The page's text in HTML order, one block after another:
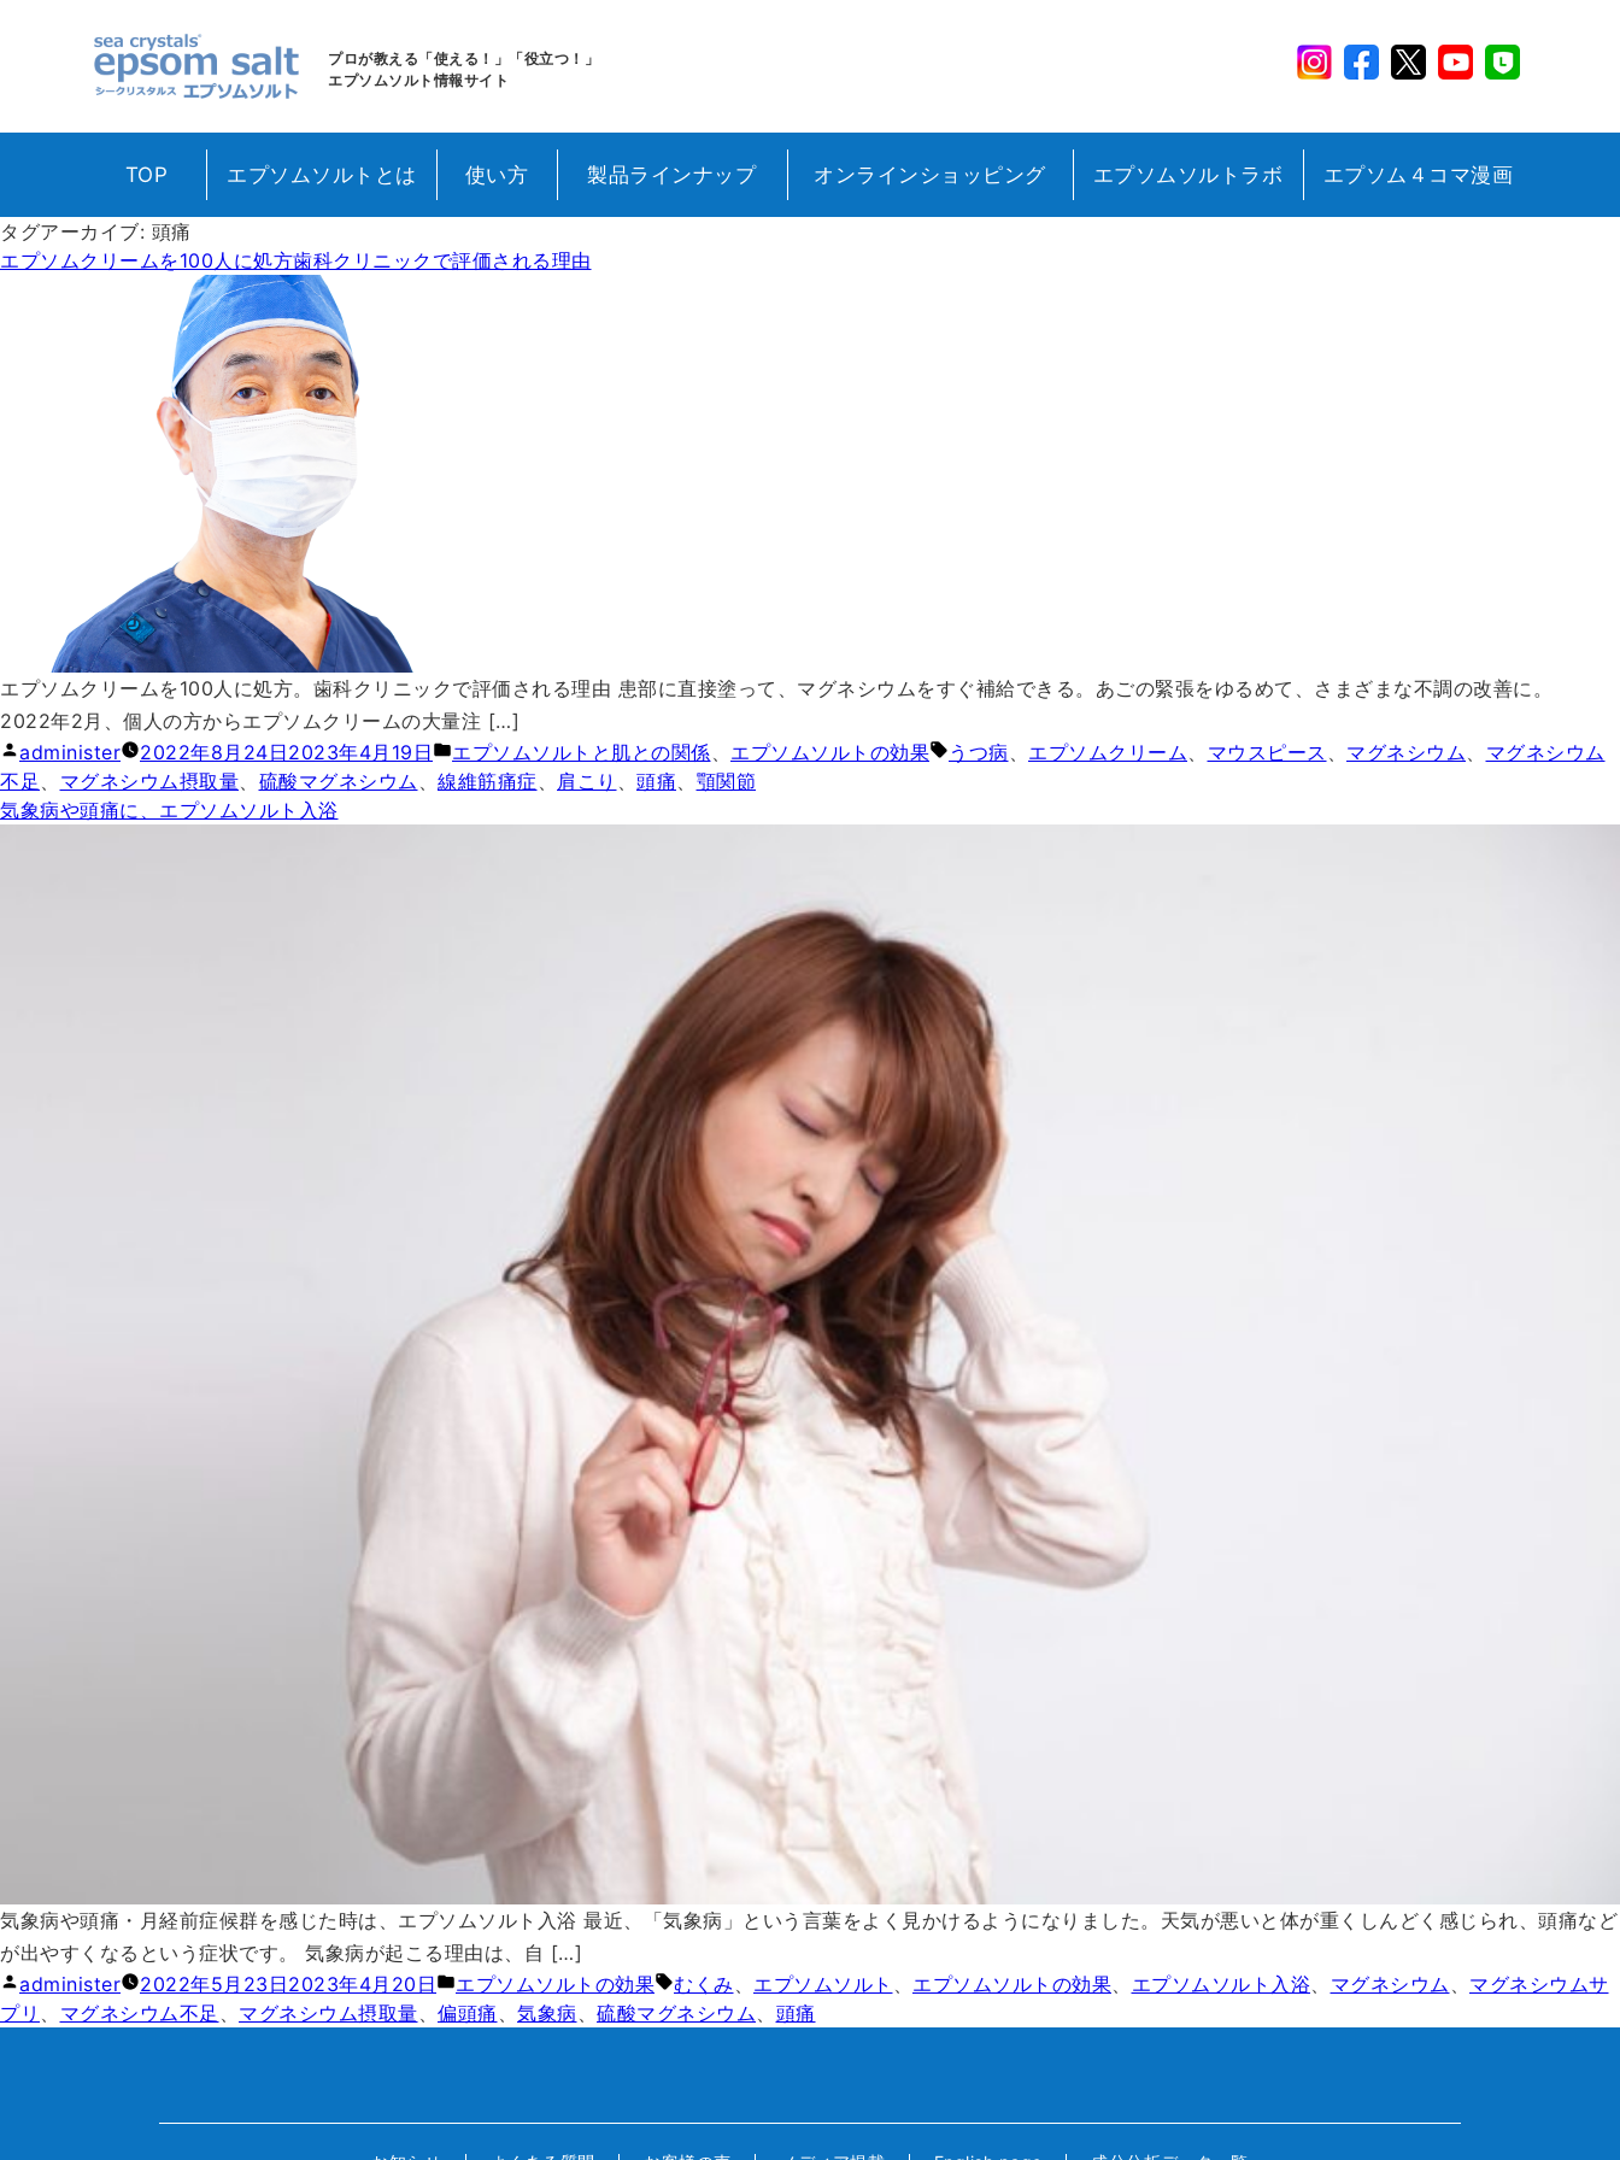
sea crystals epsom salt(シークリスタルス エプソムソルト)
プロが教える「使える！」「役立つ！」
エプソムソルト情報サイト
TOP エプソムソルトとは 使い方 製品ラインナップ オンラインショッピング エプソムソルトラボ エプソム４コマ漫画
タグアーカイブ: 頭痛
エプソムクリームを100人に処方歯科クリニックで評価される理由
エプソムクリームを100人に処方。歯科クリニックで評価される理由 患部に直接塗って、マグネシウムをすぐ補給できる。あごの緊張をゆるめて、さまざまな不調の改善に。
2022年2月、個人の方からエプソムクリームの大量注 […]
投稿者:
administer 2022年8月24日2023年4月19日 カテゴリー:
エプソムソルトと肌との関係 エプソムソルトの効果 タグ:
うつ病 エプソムクリーム マウスピース マグネシウム
マグネシウム
不足
マグネシウム摂取量 硫酸マグネシウム 線維筋痛症 肩こり 頭痛
顎関節
気象病や頭痛に、エプソムソルト入浴
気象病や頭痛・月経前症候群を感じた時は、エプソムソルト入浴 最近、「気象病」という言葉をよく見かけるようになりました。天気が悪いと体が重くしんどく感じられ、頭痛など
が出やすくなるという症状です。 気象病が起こる理由は、自 […]
投稿者:
administer 2022年5月23日2023年4月20日 カテゴリー:
エプソムソルトの効果 タグ:
むくみ エプソムソルト エプソムソルトの効果 エプソムソルト入浴 マグネシウム
マグネシウムサ
プリ
マグネシウム不足 マグネシウム摂取量 偏頭痛 気象病 硫酸マグネシウム 頭痛